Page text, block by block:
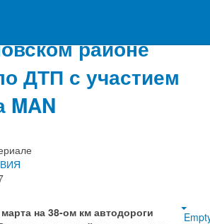
районе
ДТП с участием
MAN
на 38-ом км автодороги